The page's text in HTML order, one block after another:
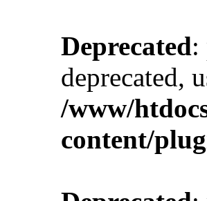
Deprecated:
deprecated,
/www/
content/